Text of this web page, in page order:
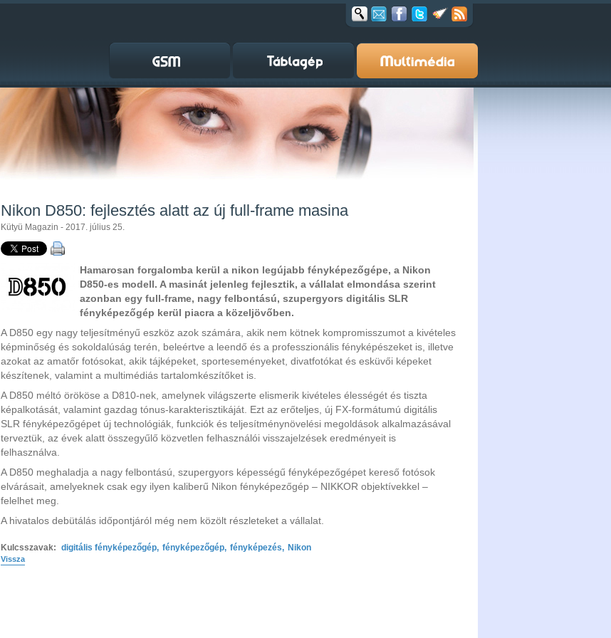
Nikon D850: fejlesztés alatt az új full-frame masina
Kütyü Magazin - 2017. július 25.
Hamarosan forgalomba kerül a nikon legújabb fényképezőgépe, a Nikon
D850-es modell. A masinát jelenleg fejlesztik, a vállalat elmondása szerint
azonban egy full-frame, nagy felbontású, szupergyors digitális SLR
fényképezőgép kerül piacra a közeljövőben.
A D850 egy nagy teljesítményű eszköz azok számára, akik nem kötnek kompromisszumot a kivételes
képminőség és sokoldalúság terén, beleértve a leendő és a professzionális fényképészeket is, illetve
azokat az amatőr fotósokat, akik tájképeket, sporteseményeket, divatfotókat és esküvői képeket
készítenek, valamint a multimédiás tartalomkészítőket is.
A D850 méltó örököse a D810-nek, amelynek világszerte elismerik kivételes élességét és tiszta
képalkotását, valamint gazdag tónus-karakterisztikáját. Ezt az erőteljes, új FX-formátumú digitális
SLR fényképezőgépet új technológiák, funkciók és teljesítménynövelési megoldások alkalmazásával
terveztük, az évek alatt összegyűlő közvetlen felhasználói visszajelzések eredményeit is
felhasználva.
A D850 meghaladja a nagy felbontású, szupergyors képességű fényképezőgépet kereső fotósok
elvárásait, amelyeknek csak egy ilyen kaliberű Nikon fényképezőgép – NIKKOR objektívekkel –
felelhet meg.
A hivatalos debütálás időpontjáról még nem közölt részleteket a vállalat.
Kulcsszavak: digitális fényképezőgép, fényképezőgép, fényképezés, Nikon
Vissza